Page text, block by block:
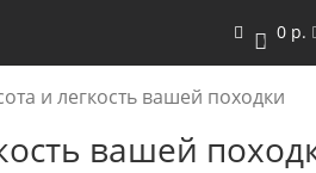
0 0 р.
и легкость вашей походки
вашей